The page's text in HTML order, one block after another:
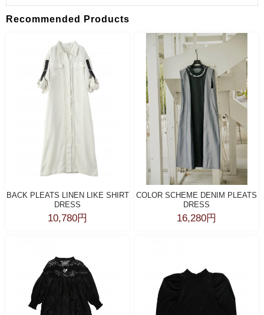
Recommended Products
BACK PLEATS LINEN LIKE SHIRT
DRESS
10,780円
COLOR SCHEME DENIM PLEATS
DRESS
16,280円